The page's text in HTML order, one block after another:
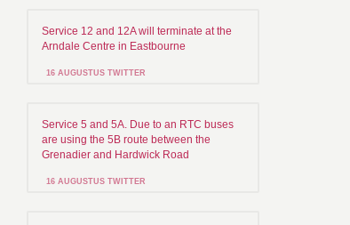
Service 12 and 12A will terminate at the
Arndale Centre in Eastbourne
16 AUGUSTUS TWITTER
Service 5 and 5A. Due to an RTC buses
are using the 5B route between the
Grenadier and Hardwick Road
16 AUGUSTUS TWITTER